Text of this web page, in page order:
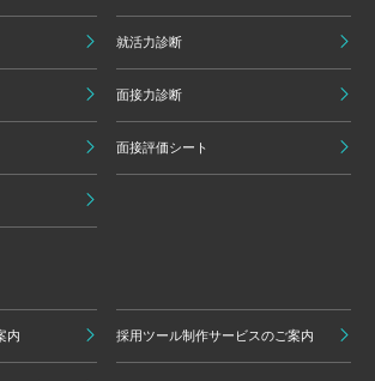
就活力診断
面接力診断
面接評価シート
内 採用ツール制作サービスのご案内